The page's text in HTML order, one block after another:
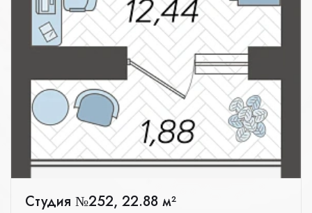
Студия №252, 22.88 м²